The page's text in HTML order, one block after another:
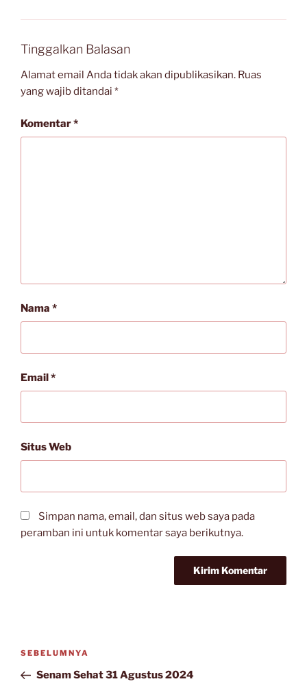
Tinggalkan Balasan
Alamat email Anda tidak akan dipublikasikan. Ruas
yang wajib ditandai *
Komentar*
Nama *
Email*
Situs Web
Simpan nama, email, dan situs web saya pada
peramban ini untuk komentar saya berikutnya.
Navigasi
Pos
Sebelumnya
SEBELUMNYA
Senam Sehat 31 Agustus 2024